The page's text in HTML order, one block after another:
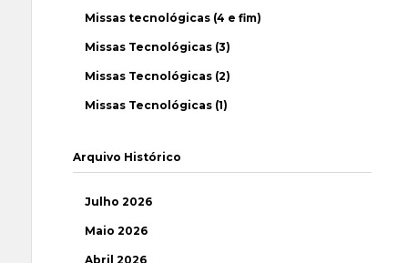
Missas tecnológicas (4 e fim)
Missas Tecnológicas (3)
Missas Tecnológicas (2)
Missas Tecnológicas (1)
Arquivo Histórico
Julho 2026
Maio 2026
Abril 2026